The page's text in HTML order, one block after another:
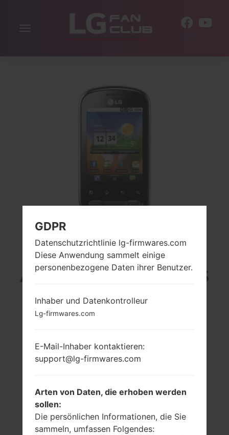
Navigation
LG P350G (LGP350G)
AUS DER LG OPTIMUS
ME-SERIE
Körper Verhältnis)
240 x 320 Pixel
(~143 Dichte der
Pixel pro Zoll)
MSM7227
140MB
GDPR
Datenschutzrichtlinie lg-firmwares.com
Diese Anwendung sammelt einige
personenbezogene Daten ihrer Benutzer.
Inhaber und Datenkontrolleur
Lg-firmwares.com
E-Mail-Inhaber kontaktieren:
support@lg-firmwares.com
Arten von Daten, die erhoben werden
sollen:
Die persönlichen Informationen, die Sie
sammeln, umfassen Folgendes: